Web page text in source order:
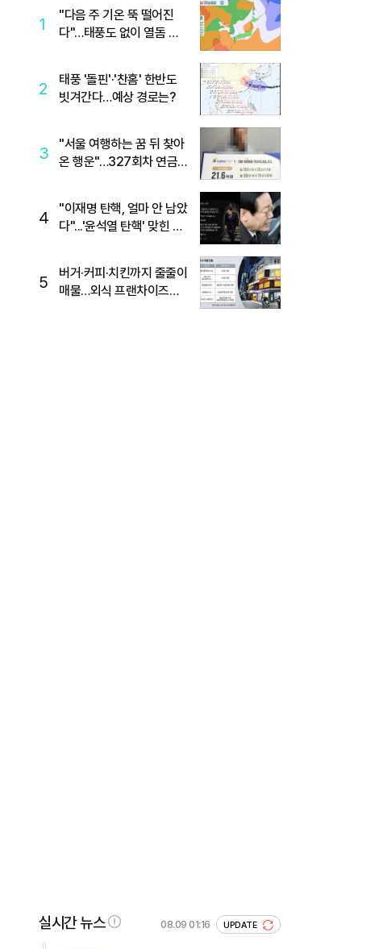
1
"다음 주 기온 뚝 떨어진
다"…태풍도 없이 열돔 박
2
태풍 '돌핀'·'찬홈' 한반도
빗겨간다…예상 경로는?
3
"서울 여행하는 꿈 뒤 찾아
온 행운"…327회차 연금
4
"이재명 탄핵, 얼마 안 남았
다"...'윤석열 탄핵' 맞힌 무
5
버거·커피·치킨까지 줄줄이
매물…외식 프랜차이즈
실시간 뉴스 08.09 01:16 UPDATE